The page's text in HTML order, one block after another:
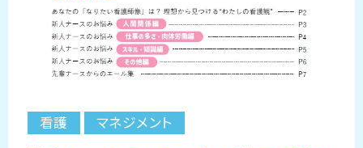
看護 マネジメント